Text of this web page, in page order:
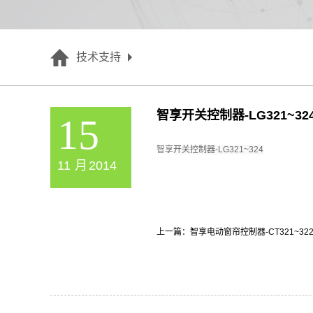
技术支持
2014
11 月
15 智享开关控制器-
智享开关控制器-LG321~324
上一篇： 智享电动窗帘控制器-CT321~322